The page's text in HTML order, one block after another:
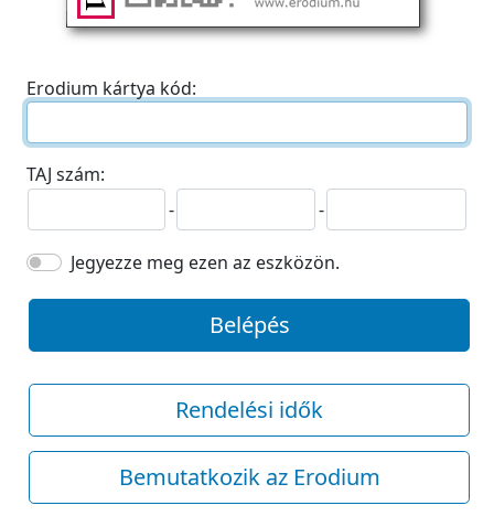
Erodium kártya kód:
TAJ szám:
-
-
Jegyezze meg ezen az eszközön.
Belépés
Rendelési idők
Bemutatkozik az Erodium